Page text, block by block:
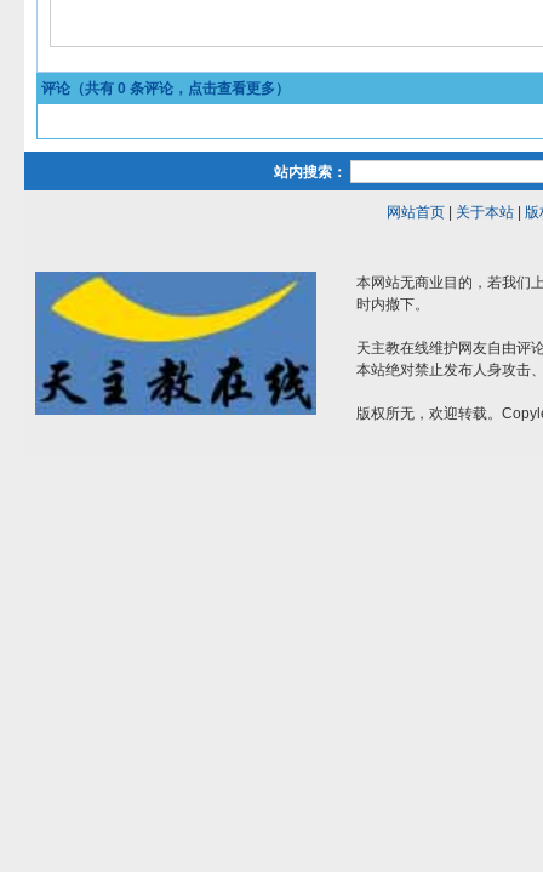
评论（共有 0 条评论，点击查看更多）
站内搜索：
网站首页| 关于本站| 版
本网站无商业目的，若我们
时内撤下。
天主教在线维护网友自由评
本站绝对禁止发布人身攻击
版权所无，欢迎转载。